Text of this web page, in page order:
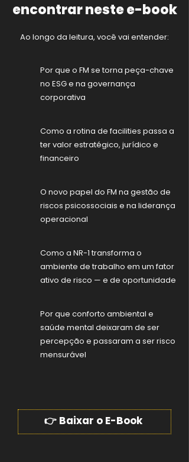
encontrar neste e-book
Ao longo da leitura, você vai entender:
Por que o FM se torna peça-chave
no ESG e na governança
corporativa
Como a rotina de facilities passa a
ter valor estratégico, jurídico e
financeiro
O novo papel do FM na gestão de
riscos psicossociais e na liderança
operacional
Como a NR-1 transforma o
ambiente de trabalho em um fator
ativo de risco — e de oportunidade
Por que conforto ambiental e
saúde mental deixaram de ser
percepção e passaram a ser risco
mensurável
👉 Baixar o E-Book